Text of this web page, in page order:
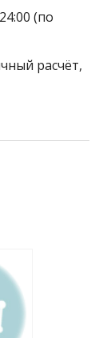
(по
расчёт,